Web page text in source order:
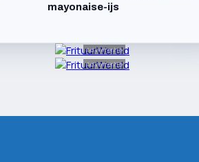
mayonaise-ijs
Advertentie
Advertentie